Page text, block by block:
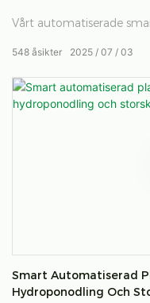
Vårt automatiserade
bevattning, exakt
växande miljön minskar
och hållbarheten och
2025 07 03
548 åsikter
Smart Automatiserad
Hydroponodling Och